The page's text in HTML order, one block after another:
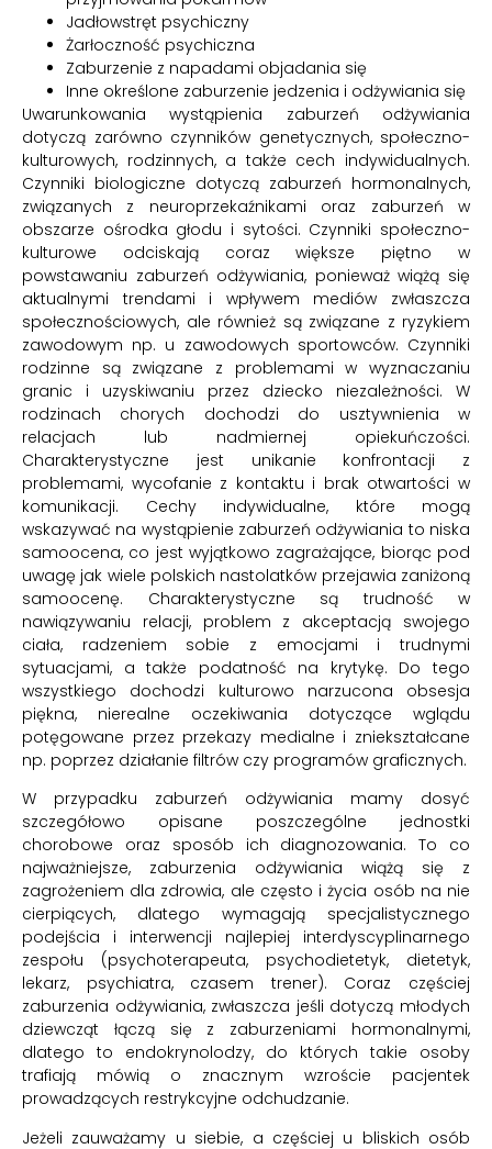
Jadłowstręt psychiczny
Żarłoczność psychiczna
Zaburzenie z napadami objadania się
Inne określone zaburzenie jedzenia i odżywiania się
Uwarunkowania wystąpienia zaburzeń odżywiania
dotyczą zarówno czynników genetycznych, społeczno-
kulturowych, rodzinnych, a także cech indywidualnych.
Czynniki biologiczne dotyczą zaburzeń hormonalnych,
związanych z neuroprzekaźnikami oraz zaburzeń w
obszarze ośrodka głodu i sytości. Czynniki społeczno-
kulturowe odciskają coraz większe piętno w
powstawaniu zaburzeń odżywiania, ponieważ wiążą się
aktualnymi trendami i wpływem mediów zwłaszcza
społecznościowych, ale również są związane z ryzykiem
zawodowym np. u zawodowych sportowców. Czynniki
rodzinne są związane z problemami w wyznaczaniu
granic i uzyskiwaniu przez dziecko niezależności. W
rodzinach chorych dochodzi do usztywnienia w
relacjach lub nadmiernej opiekuńczości.
Charakterystyczne jest unikanie konfrontacji z
problemami, wycofanie z kontaktu i brak otwartości w
komunikacji. Cechy indywidualne, które mogą
wskazywać na wystąpienie zaburzeń odżywiania to niska
samoocena, co jest wyjątkowo zagrażające, biorąc pod
uwagę jak wiele polskich nastolatków przejawia zaniżoną
samoocenę. Charakterystyczne są trudność w
nawiązywaniu relacji, problem z akceptacją swojego
ciała, radzeniem sobie z emocjami i trudnymi
sytuacjami, a także podatność na krytykę. Do tego
wszystkiego dochodzi kulturowo narzucona obsesja
piękna, nierealne oczekiwania dotyczące wglądu
potęgowane przez przekazy medialne i zniekształcane
np. poprzez działanie filtrów czy programów graficznych.
W przypadku zaburzeń odżywiania mamy dosyć
szczegółowo opisane poszczególne jednostki
chorobowe oraz sposób ich diagnozowania. To co
najważniejsze, zaburzenia odżywiania wiążą się z
zagrożeniem dla zdrowia, ale często i życia osób na nie
cierpiących, dlatego wymagają specjalistycznego
podejścia i interwencji najlepiej interdyscyplinarnego
zespołu (psychoterapeuta, psychodietetyk, dietetyk,
lekarz, psychiatra, czasem trener). Coraz częściej
zaburzenia odżywiania, zwłaszcza jeśli dotyczą młodych
dziewcząt łączą się z zaburzeniami hormonalnymi,
dlatego to endokrynolodzy, do których takie osoby
trafiają mówią o znacznym wzroście pacjentek
prowadzących restrykcyjne odchudzanie.
Jeżeli zauważamy u siebie, a częściej u bliskich osób